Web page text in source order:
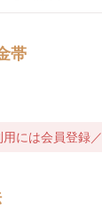
帯
用には会員登録